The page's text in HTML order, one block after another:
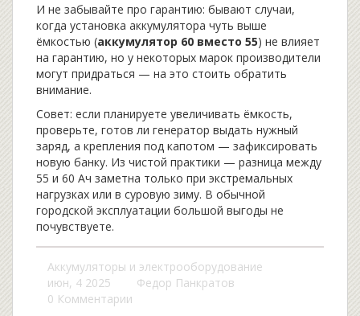
И не забывайте про гарантию: бывают случаи,
когда установка аккумулятора чуть выше
ёмкостью (аккумулятор 60 вместо 55) не влияет
на гарантию, но у некоторых марок производители
могут придраться — на это стоить обратить
внимание.
Совет: если планируете увеличивать ёмкость,
проверьте, готов ли генератор выдать нужный
заряд, а крепления под капотом — зафиксировать
новую банку. Из чистой практики — разница между
55 и 60 Ач заметна только при экстремальных
нагрузках или в суровую зиму. В обычной
городской эксплуатации большой выгоды не
почувствуете.
Аккумуляторы и электрооборудование
июн, 4 2025
Федор Панкратов
0 Комментарии